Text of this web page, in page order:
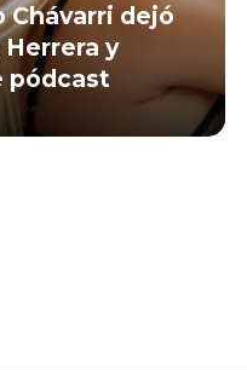
Chávarri dejó
y
pódcast